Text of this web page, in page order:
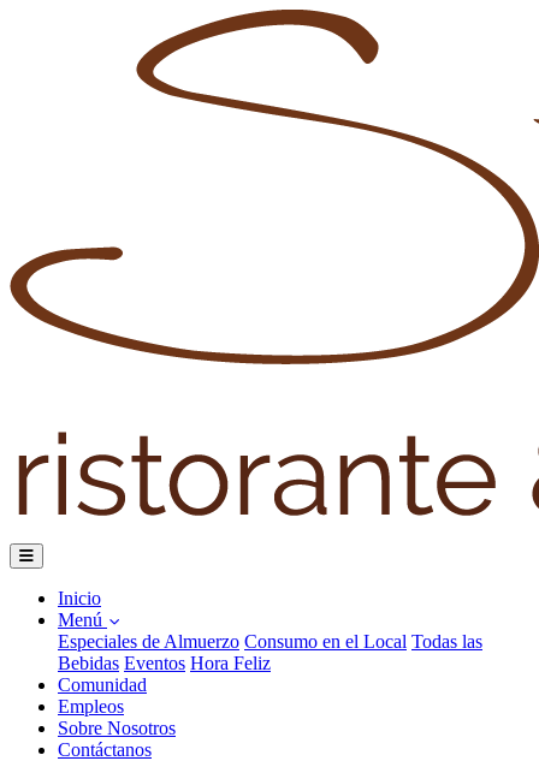
Inicio
Menú
Especiales de Almuerzo Consumo en el Local Todas las
Bebidas Eventos Hora Feliz
Comunidad
Empleos
Sobre Nosotros
Contáctanos